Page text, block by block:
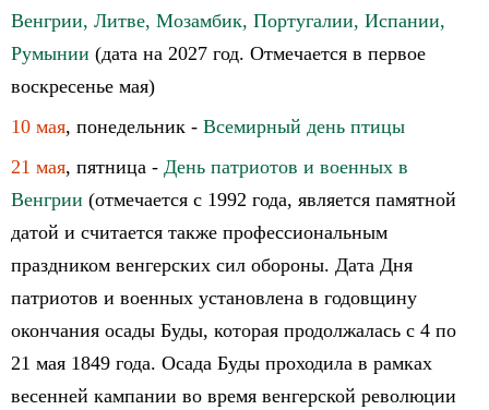
Венгрии, Литве, Мозамбик, Португалии, Испании,
Румынии (дата на 2027 год. Отмечается в первое
воскресенье мая)
10 мая, понедельник - Всемирный день птицы
21 мая, пятница - День патриотов и военных в
Венгрии (отмечается с 1992 года, является памятной
датой и считается также профессиональным
праздником венгерских сил обороны. Дата Дня
патриотов и военных установлена в годовщину
окончания осады Буды, которая продолжалась с 4 по
21 мая 1849 года. Осада Буды проходила в рамках
весенней кампании во время венгерской революции